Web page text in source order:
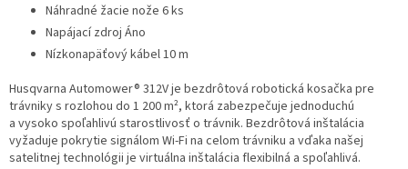
Náhradné žacie nože 6 ks
Napájací zdroj Áno
Nízkonapäťový kábel 10 m
Husqvarna Automower® 312V je bezdrôtová robotická kosačka pre
trávniky s rozlohou do 1 200 m², ktorá zabezpečuje jednoduchú
a vysoko spoľahlivú starostlivosť o trávnik. Bezdrôtová inštalácia
vyžaduje pokrytie signálom Wi-Fi na celom trávniku a vďaka našej
satelitnej technológii je virtuálna inštalácia flexibilná a spoľahlivá.